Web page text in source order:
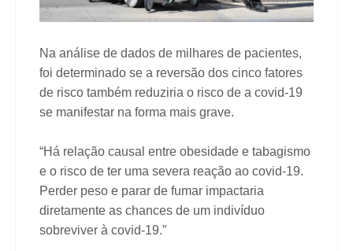
Na análise de dados de milhares de pacientes,
foi determinado se a reversão dos cinco fatores
de risco também reduziria o risco de a covid-19
se manifestar na forma mais grave.
“Há relação causal entre obesidade e tabagismo
e o risco de ter uma severa reação ao covid-19.
Perder peso e parar de fumar impactaria
diretamente as chances de um indivíduo
sobreviver à covid-19.”